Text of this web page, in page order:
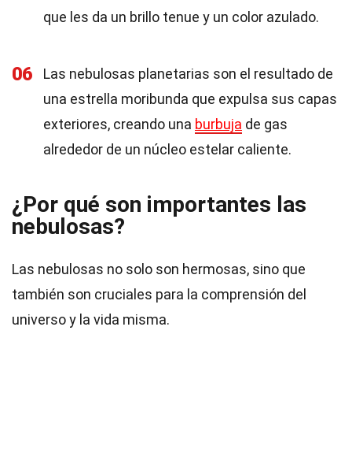
que les da un brillo tenue y un color azulado.
06
Las nebulosas planetarias son el resultado de
una estrella moribunda que expulsa sus capas
exteriores, creando una burbuja de gas
alrededor de un núcleo estelar caliente.
¿Por qué son importantes las
nebulosas?
Las nebulosas no solo son hermosas, sino que
también son cruciales para la comprensión del
universo y la vida misma.